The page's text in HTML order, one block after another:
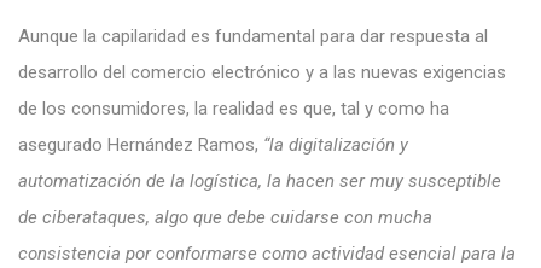
Aunque la capilaridad es fundamental para dar respuesta al
desarrollo del comercio electrónico y a las nuevas exigencias
de los consumidores, la realidad es que, tal y como ha
asegurado Hernández Ramos, “la digitalización y
automatización de la logística, la hacen ser muy susceptible
de ciberataques, algo que debe cuidarse con mucha
consistencia por conformarse como actividad esencial para la